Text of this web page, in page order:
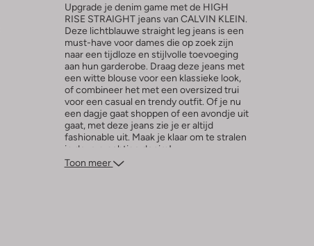
Upgrade je denim game met de HIGH
RISE STRAIGHT jeans van CALVIN KLEIN.
Deze lichtblauwe straight leg jeans is een
must-have voor dames die op zoek zijn
naar een tijdloze en stijlvolle toevoeging
aan hun garderobe. Draag deze jeans met
een witte blouse voor een klassieke look,
of combineer het met een oversized trui
voor een casual en trendy outfit. Of je nu
een dagje gaat shoppen of een avondje uit
gaat, met deze jeans zie je er altijd
fashionable uit. Maak je klaar om te stralen
in deze prachtige denim!
Toon meer